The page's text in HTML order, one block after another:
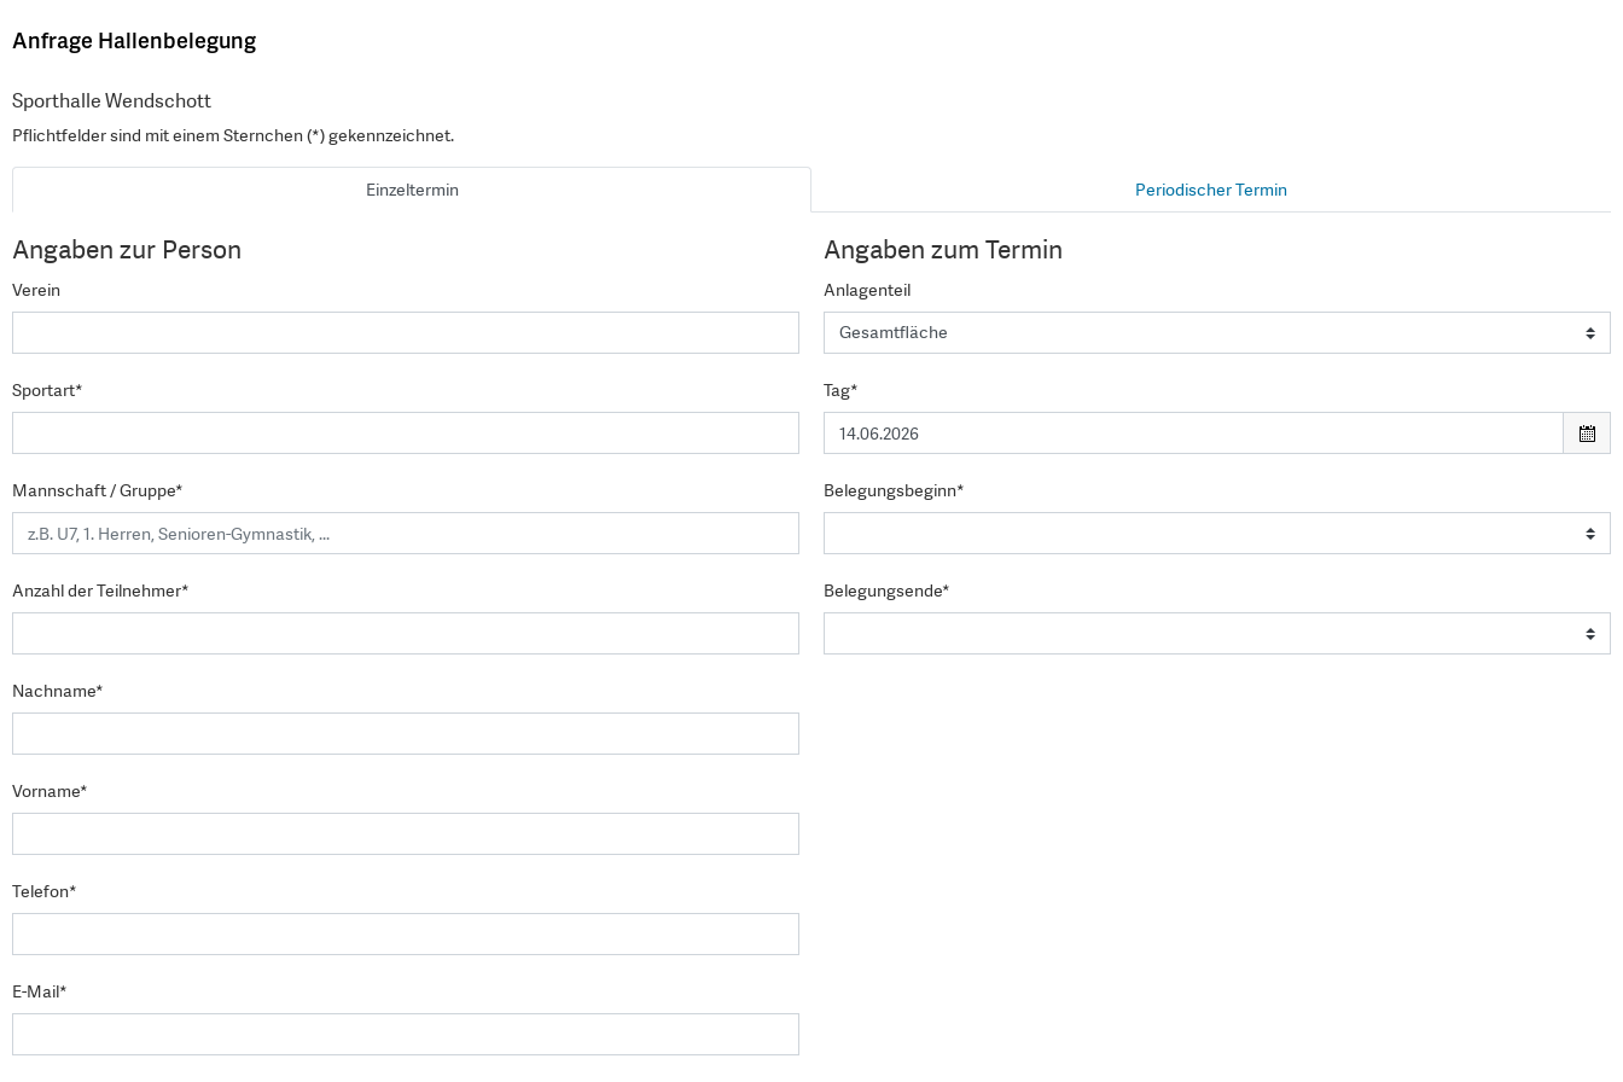
Anfrage Hallenbelegung
Sporthalle Wendschott
Pflichtfelder sind mit einem Sternchen (*) gekennzeichnet.
Einzeltermin Periodischer Termin
Angaben zur Person
Verein
Sportart*
Mannschaft / Gruppe*
Anzahl der Teilnehmer*
Nachname*
Vorname*
Telefon*
E-Mail*
Angaben zum Termin
Anlagenteil
Tag*
Belegungsbeginn*
Belegungsende*